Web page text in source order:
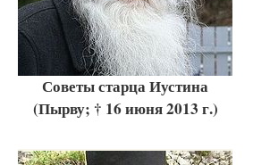
Советы старца Иустина
(Пырву; † 16 июня 2013 г.)